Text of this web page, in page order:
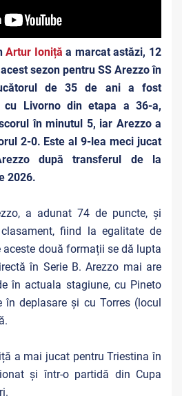
Artur Ioniță a marcat astăzi, 12
sezon pentru SS Arezzo în
de 35 de ani a fost
cu Livorno din etapa a 36-a,
în minutul 5, iar Arezzo a
2-0. Este al 9-lea meci jucat
după transferul de la
2026.
a adunat 74 de puncte, și
fiind la egalitate de
aceste două formații se dă lupta
în Serie B. Arezzo mai are
în actuala stagiune, cu Pineto
deplasare și cu Torres (locul
a mai jucat pentru Triestina în
și într-o partidă din Cupa